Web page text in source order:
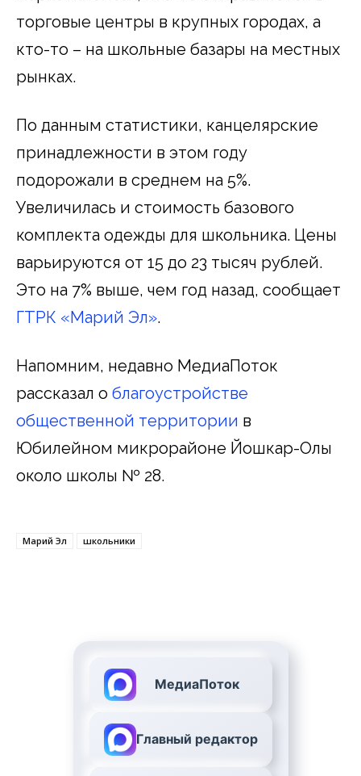
торговые центры в крупных городах, а
кто-то – на школьные базары на местных
рынках.
По данным статистики, канцелярские
принадлежности в этом году
подорожали в среднем на 5%.
Увеличилась и стоимость базового
комплекта одежды для школьника. Цены
варьируются от 15 до 23 тысяч рублей.
Это на 7% выше, чем год назад, сообщает
ГТРК «Марий Эл».
Напомним, недавно МедиаПоток
рассказал о благоустройстве
общественной территории в
Юбилейном микрорайоне Йошкар-Олы
около школы № 28.
Марий Эл школьники
МедиаПоток
Главный редактор